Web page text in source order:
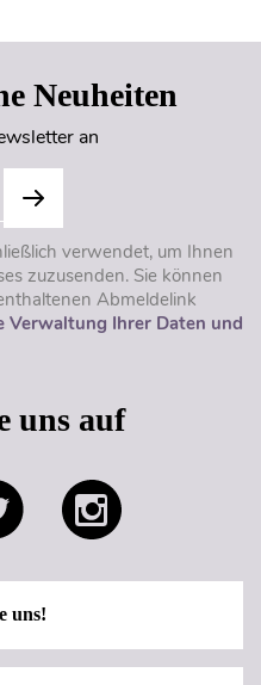
Neuheiten
an
verwendet, um Ihnen
zuzusenden. Sie können
Abmeldelink
Verwaltung Ihrer Daten und
uns auf
uns!